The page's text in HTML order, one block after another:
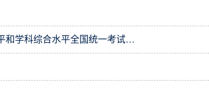
关于做好2010年同等学力人员申请硕士学位外国语水平和学科综合水平全国统一考试报考工作的通知